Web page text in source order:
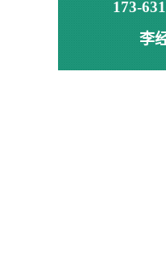
173-
李